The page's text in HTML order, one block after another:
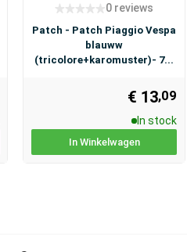
0 reviews
Patch - Patch Piaggio Vespa
blauww
(tricolore+karomuster)- 7...
€ 13,09
In stock
In Winkelwagen